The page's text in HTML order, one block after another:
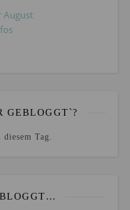
August
GEBLOGGT`?
Tag.